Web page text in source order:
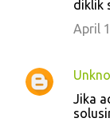
diklik
April
Jika